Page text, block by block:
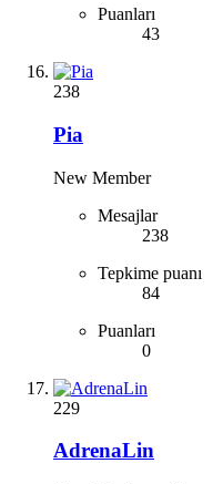
Puanları
43
238
Pia
New Member
Mesajlar
238
Tepkime puanı
84
Puanları
0
229
AdrenaLin